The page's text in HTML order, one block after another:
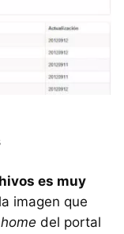
es muy
imagen que
home del portal